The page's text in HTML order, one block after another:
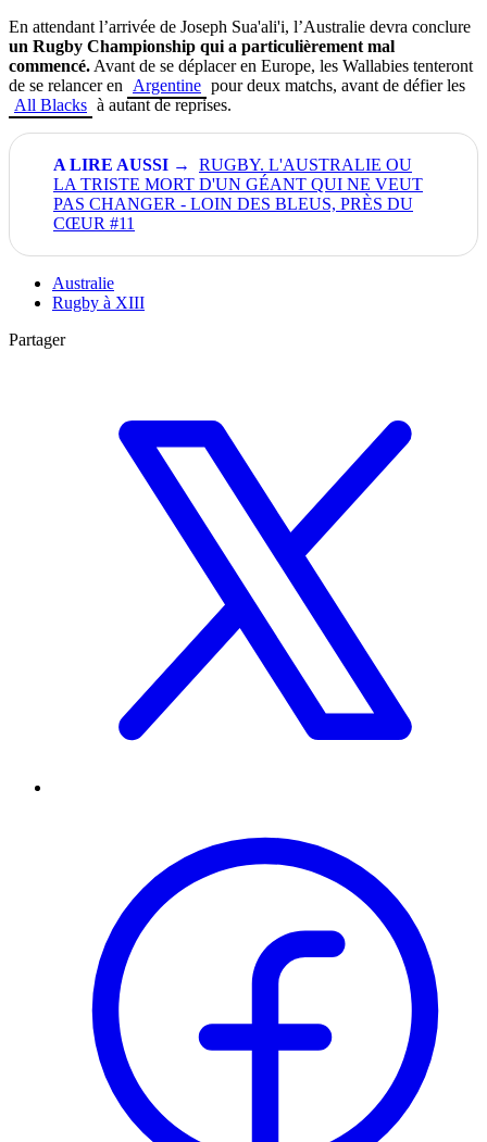
En attendant l’arrivée de Joseph Sua'ali'i, l’Australie devra conclure
un Rugby Championship qui a particulièrement mal
commencé. Avant de se déplacer en Europe, les Wallabies tenteront
de se relancer en
Argentine pour deux matchs, avant de défier les
All Blacks à autant de reprises.
RUGBY. L'AUSTRALIE OU
LA TRISTE MORT D'UN GÉANT QUI NE VEUT
PAS CHANGER - LOIN DES BLEUS, PRÈS DU
CŒUR #11
Australie
Rugby à XIII
Partager